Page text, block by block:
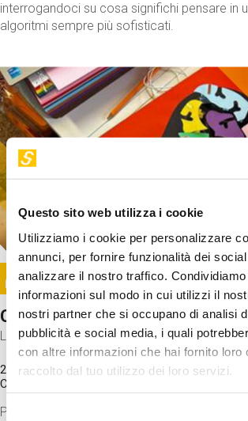
Questo sito web utilizza i cookie
Utilizziamo i cookie per personalizzare
annunci, per fornire funzionalità dei
analizzare il nostro traffico.
informazioni sul modo in cui utilizzi il
nostri partner che si occupano di analisi
pubblicità e social media, i quali
con altre informazioni che hai fornito loro
raccolto dal tuo utilizzo dei loro servizi.
Selezione
interrogandoci su cosa significhi pensare in
algoritmi sempre più sofisticati.
Image
SUNDAY@STEP
Come funziona il cervello?
Laboratorio
20 Set 2026 / 11:15 - 13:00
Costo
Proveremo a costruire un cervello in